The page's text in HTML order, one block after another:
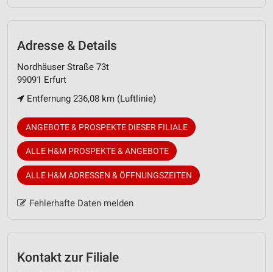
Adresse & Details
Nordhäuser Straße 73t
99091 Erfurt
Entfernung 236,08 km (Luftlinie)
ANGEBOTE & PROSPEKTE DIESER FILIALE
ALLE H&M PROSPEKTE & ANGEBOTE
ALLE H&M ADRESSEN & ÖFFNUNGSZEITEN
Fehlerhafte Daten melden
Kontakt zur Filiale